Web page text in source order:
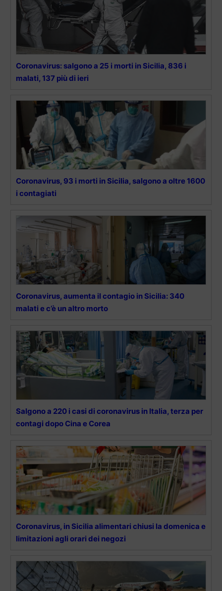
Coronavirus: salgono a 25 i morti in Sicilia, 836 i
malati, 137 più di ieri
Coronavirus, 93 i morti in Sicilia, salgono a oltre 1600
i contagiati
Coronavirus, aumenta il contagio in Sicilia: 340
malati e c’è un altro morto
Salgono a 220 i casi di coronavirus in Italia, terza per
contagi dopo Cina e Corea
Coronavirus, in Sicilia alimentari chiusi la domenica e
limitazioni agli orari dei negozi